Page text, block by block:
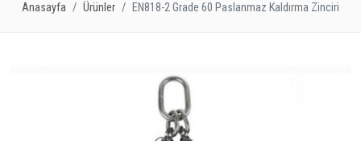
Anasayfa Ürünler EN818-2 Grade 60 Paslanmaz Kaldırma Zinciri